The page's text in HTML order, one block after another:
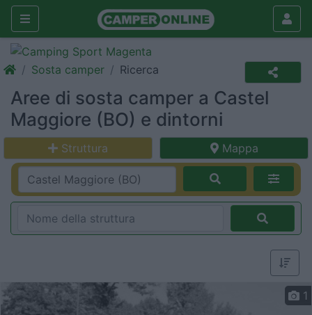
Sosta camper Ricerca
Aree di sosta camper a Castel
Maggiore (BO) e dintorni
Struttura Mappa
1